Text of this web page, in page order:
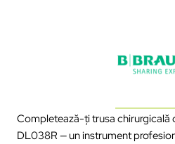
Completează-ți trusa chirurgicală
DL038R — un instrument